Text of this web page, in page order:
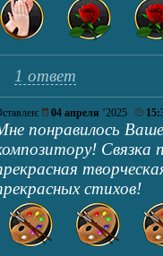
1 ответ
04 апреля ’2025
понравилось
Связка
стихов!